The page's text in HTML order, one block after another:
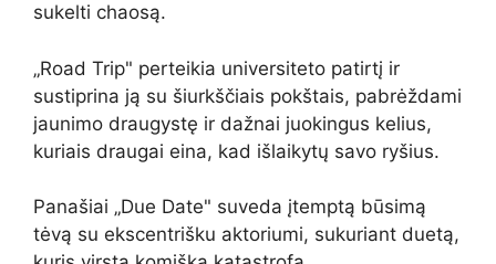
sukelti chaosą.
„Road Trip" perteikia universiteto patirtį ir
sustiprina ją su šiurkščiais pokštais, pabrėždami
jaunimo draugystę ir dažnai juokingus kelius,
kuriais draugai eina, kad išlaikytų savo ryšius.
Panašiai „Due Date" suveda įtemptą būsimą
tėvą su ekscentrišku aktoriumi, sukuriant duetą,